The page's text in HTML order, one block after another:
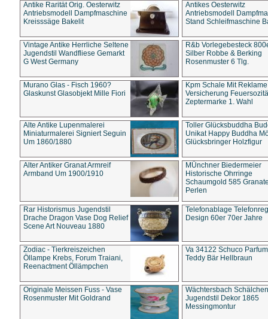
Antike Rarität Orig. Oesterwitz
Antriebsmodell Dampfmaschine
Kreisssäge Bakelit
Antikes Oesterwitz
Antriebsmodell
Stand Schleifmaschine
Vintage Antike Herrliche Seltene
Jugendstil Wandfliese Gemarkt
G West Germany
R&b Vorlegebesteck
Silber Robbe & Berking
Rosenmuster 6 Tlg.
Murano Glas - Fisch 1960?
Glaskunst Glasobjekt Mille Fiori
Kpm Schale Mit Reklame
Versicherung
Zeptermarke 1. Wahl
Alte Antike Lupenmalerei
Miniaturmalerei Signiert Seguin
Um 1860/1880
Toller Glücksbuddha
Unikat Happy Buddha
Glücksbringer Holzfigur
Alter Antiker Granat Armreif
Armband Um 1900/1910
MÜnchner Biedermeier
Historische Ohrringe
Schaumgold 585
Perlen
Rar Historismus Jugendstil
Drache Dragon Vase Dog Relief
Scene Art Nouveau 1880
Telefonablage
Design 60er 70er Jahre
Zodiac - Tierkreiszeichen
Öllampe Krebs, Forum Traiani,
Reenactment Öllämpchen
Va 34122 Schuco
Teddy Bär Hellbraun
Originale Meissen Fuss - Vase
Rosenmuster Mit Goldrand
Wächtersbach Schälchen
Jugendstil Dekor 1865
Messingmontur